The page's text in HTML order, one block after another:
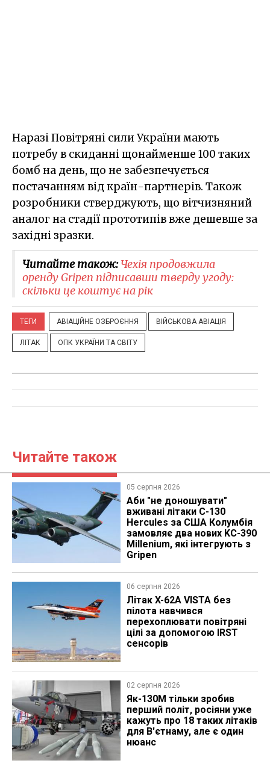
Наразі Повітряні сили України мають
потребу в скиданні щонайменше 100 таких
бомб на день, що не забезпечується
постачанням від країн-партнерів. Також
розробники стверджують, що вітчизняний
аналог на стадії прототипів вже дешевше за
західні зразки.
Читайте також:Чехія продовжила
оренду Gripen підписавши тверду угоду:
скільки це коштує на рік
ТЕГИ АВІАЦІЙНЕ ОЗБРОЄННЯ ВІЙСЬКОВА АВІАЦІЯ
ЛІТАК ОПК УКРАЇНИ ТА СВІТУ
Читайте також
05 серпня 2026
Аби "не доношувати"
вживані літаки C-130
Hercules за США Колумбія
замовляє два нових KC-390
Millenium, які інтегрують з
Gripen
06 серпня 2026
Літак X-62A VISTA без
пілота навчився
перехоплювати повітряні
цілі за допомогою IRST
сенсорів
02 серпня 2026
Як-130М тільки зробив
перший політ, росіяни уже
кажуть про 18 таких літаків
для В'єтнаму, але є один
нюанс